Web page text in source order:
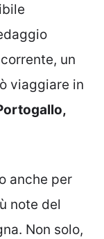
un
viaggiare in
anche per
note del
Non solo,